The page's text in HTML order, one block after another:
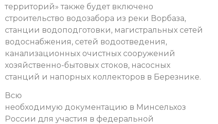
территорий» также будет включено
строительство водозабора из реки Ворбаза,
станции водоподготовки, магистральных сетей
водоснабжения, сетей водоотведения,
канализационных очистных сооружений
хозяйственно-бытовых стоков, насосных
станций и напорных коллекторов в Березнике.
Всю
необходимую документацию в Минсельхоз
России для участия в федеральной